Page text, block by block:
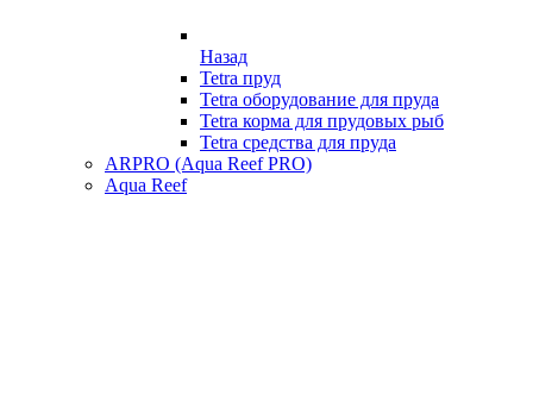
Назад
Tetra пруд
Tetra оборудование для пруда
Tetra корма для прудовых рыб
Tetra средства для пруда
ARPRO (Aqua Reef PRO)
Aqua Reef